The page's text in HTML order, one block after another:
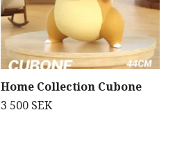
Home Collection Cubone
3 500 SEK